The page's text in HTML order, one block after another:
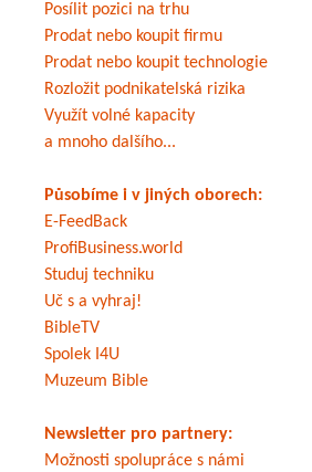
Posílit pozici na trhu
Prodat nebo koupit firmu
Prodat nebo koupit technologie
Rozložit podnikatelská rizika
Využít volné kapacity
a mnoho dalšího...
Působíme i v jiných oborech:
E-FeedBack
ProfiBusiness.world
Studuj techniku
Uč s a vyhraj!
BibleTV
Spolek I4U
Muzeum Bible
Newsletter pro partnery:
Možnosti spolupráce s námi